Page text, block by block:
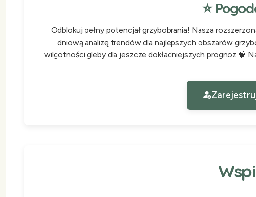
⭐
Odblokuj pełny potencjał grzybobrania! Nasza
dniową analizę trendów dla najlepszych obszarów
wilgotności gleby dla jeszcze dokładniejszych prognoz.🧠